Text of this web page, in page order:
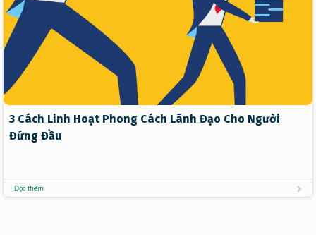
3 Cách Linh Hoạt Phong Cách Lãnh Đạo Cho Người
Đứng Đầu
Đọc thêm